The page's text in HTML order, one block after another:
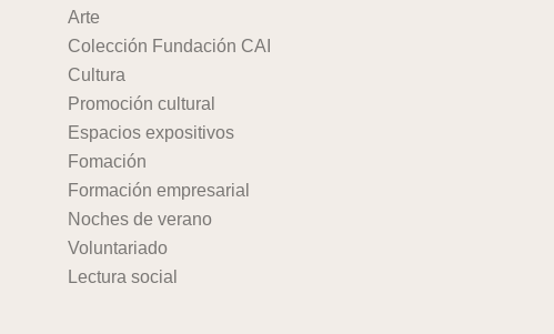
Arte
Colección Fundación CAI
Cultura
Promoción cultural
Espacios expositivos
Fomación
Formación empresarial
Noches de verano
Voluntariado
Lectura social